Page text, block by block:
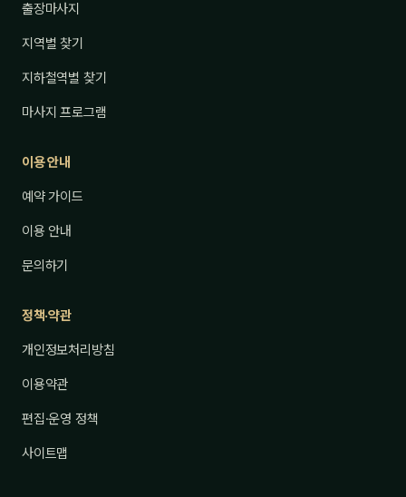
출장마사지
지역별 찾기
지하철역별 찾기
마사지 프로그램
이용 안내
예약 가이드
이용 안내
문의하기
정책·약관
개인정보처리방침
이용약관
편집·운영 정책
사이트맵